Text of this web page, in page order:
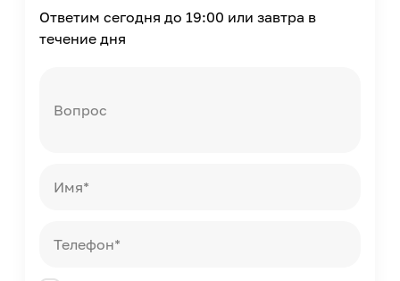
Ответим сегодня до 19:00 или завтра в
течение дня
Вопрос
Имя*
Телефон*